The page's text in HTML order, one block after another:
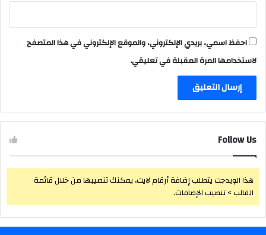
احفظ اسمي، بريدي الإلكتروني، والموقع الإلكتروني في هذا المتصفح
لاستخدامها المرة المقبلة في تعليقي.
Follow Us
هذا الويدجت يتطلب إضافة أرقام لايت، يمكنك تنصيبها من خلال قائمة
القالب > تنصيب الإضافات.